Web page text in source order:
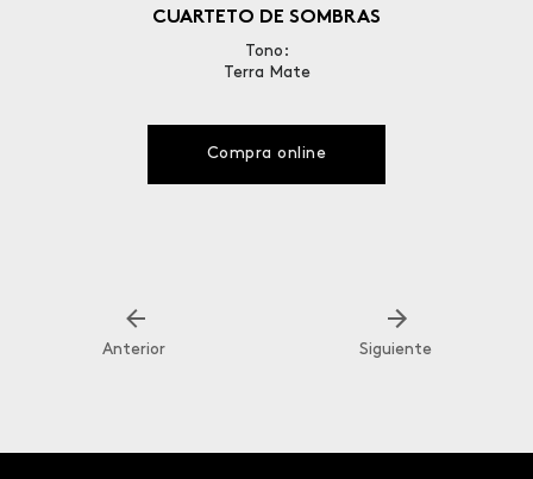
CUARTETO DE SOMBRAS
Tono:
Terra Mate
Compra online
Anterior Siguiente